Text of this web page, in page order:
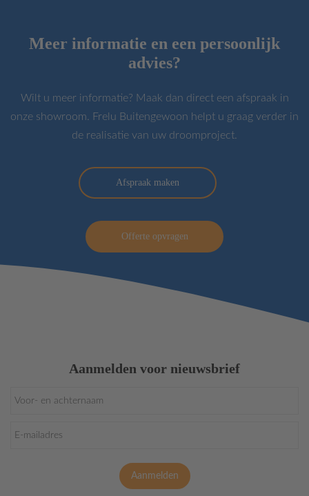
Meer informatie en een persoonlijk
advies?
Wilt u meer informatie? Maak dan direct een afspraak in
onze showroom. Frelu Buitengewoon helpt u graag verder in
de realisatie van uw droomproject.
Afspraak maken
Offerte opvragen
Aanmelden voor nieuwsbrief
Aanmelden